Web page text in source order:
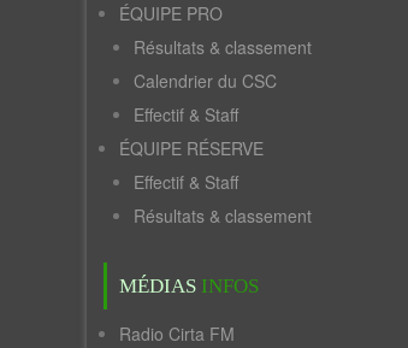
ÉQUIPE PRO
Résultats & classement
Calendrier du CSC
Effectif & Staff
ÉQUIPE RÉSERVE
Effectif & Staff
Résultats & classement
MÉDIAS INFOS
Radio Cirta FM